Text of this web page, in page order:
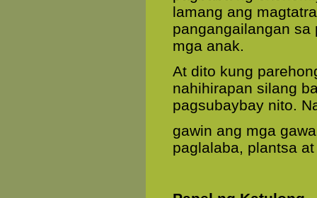
lamang ang
pangangailangan
mga anak.
At dito kung
nahihirapan silang
pagsubaybay nito.
gawin ang mga
paglalaba, plantsa